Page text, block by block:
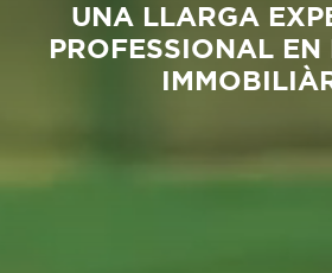
UNA LLARGA
PROFESSIONAL EN